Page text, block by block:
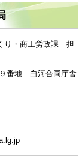
・商工労政課 担
番地 白河合同庁舎